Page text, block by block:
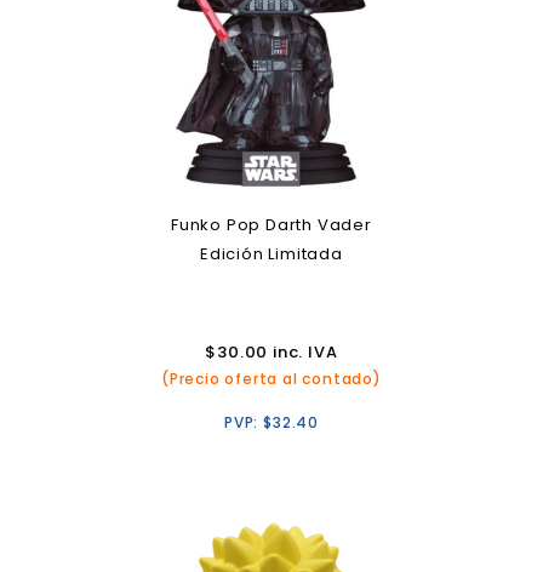
Funko Pop Darth Vader
Edición Limitada
$30.00 inc. IVA
(Precio oferta al contado)
PVP:$32.40